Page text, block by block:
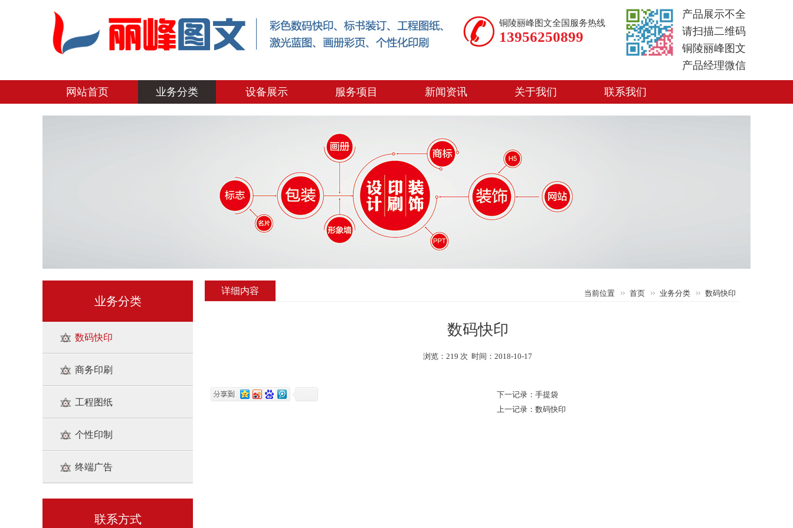
产品展示不全
请扫描二维码
铜陵丽峰图文
产品经理微信
铜陵丽峰图文全国服务热线
13956250899
网站首页 业务分类 设备展示 服务项目 新闻资讯 关于我们 联系我们
业务分类
数码快印
商务印刷
工程图纸
个性印制
终端广告
联系方式
详细内容 当前位置 首页 业务分类 数码快印
数码快印
浏览： 219 次 时间：2018-10-17
下一记录： 手提袋
上一记录： 数码快印